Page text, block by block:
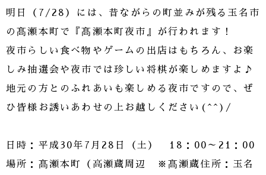
明日（7/28）には、昔ながらの町並みが残る玉名市
の髙瀬本町で『髙瀬本町夜市』が行われます！
夜市らしい食べ物やゲームの出店はもちろん、お楽
しみ抽選会や夜市では珍しい将棋が楽しめますよ♪
地元の方とのふれあいも楽しめる夜市ですので、ぜ
ひ皆様お誘いあわせの上お越しください(^^)/
日時：平成30年7月28日（土） 18：00～21：00
場所：髙瀬本町（高瀬蔵周辺 ※髙瀬蔵住所：玉名